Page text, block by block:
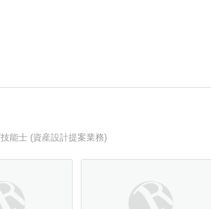
能士 (資産設計提案業務)